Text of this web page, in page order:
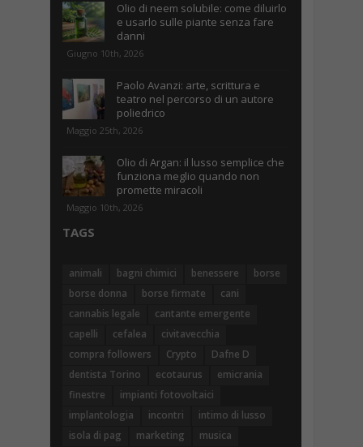
Olio di neem solubile: come diluirlo
e usarlo sulle piante senza fare
danni
Giugno 10th, 2026
Paolo Avanzi: arte, scrittura e
teatro nel percorso di un autore
poliedrico
Maggio 25th, 2026
Olio di Argan: il lusso semplice che
funziona meglio quando non
promette miracoli
Maggio 10th, 2026
TAGS
animali bagni chimici benessere
borse
borse donna
borse firmate
cani
cannabis legale
cantante emergente
capelli
cefalea
civitavecchia
compra followers
Crypto
Dafne D
dentista Torino
ecotaurus
emicrania
finestre
impianti fotovoltaici
implantologia
incontri
intimo di lusso
isola di pag
marketing
musica